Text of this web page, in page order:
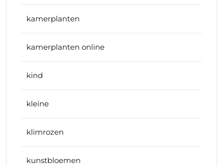
kamerplanten
kamerplanten online
kind
kleine
klimrozen
kunstbloemen